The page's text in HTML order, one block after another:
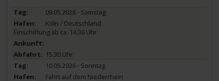
09.05.2026 - Samstag
Köln / Deutschland
Einschiffung ab ca. 14:30 Uhr
15.30 Uhr
10.05.2026 - Sonntag
Fahrt auf dem Niederrhein